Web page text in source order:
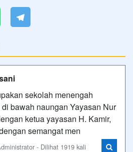
sekolah menengah
bawah naungan Yayasan Nur
ketua yayasan H. Kamir,
semangat men
- Dilihat 1919 kali